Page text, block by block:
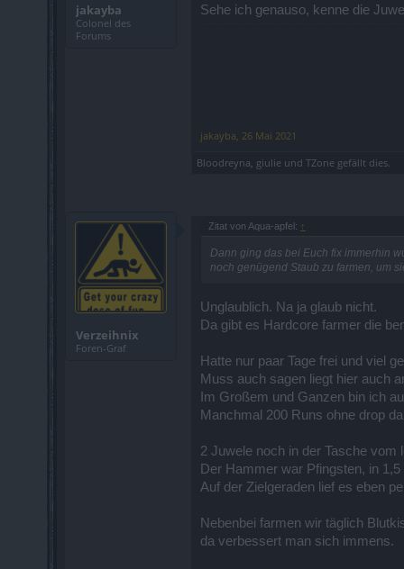
jakayba
Colonel des
Forums
Sehe ich genauso, kenne die
jakayba, 26 Mai 2021
Bloodreyna, giulie und TZone gefällt dies.
Verzeihnix
Foren-Graf
Zitat von Aqua-apfel: ↑
Dann ging das bei Euch fix immerhin
noch genügend Staub zu farmen, um
Unglaublich. Na ja glaub nicht.
Da gibt es Hardcore farmer die
Hatte nur paar Tage frei und viel
Muss auch sagen liegt hier auch
Im Großem und Ganzen bin ich
Manchmal 200 Runs ohne drop
2 Juwele noch in der Tasche vom
Der Hammer war Pfingsten, in
Auf der Zielgeraden lief es eben
Nebenbei farmen wir täglich
da verbessert man sich immens.